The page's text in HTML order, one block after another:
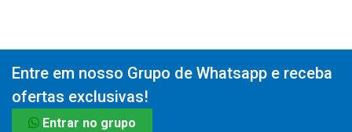
Entre em nosso Grupo de Whatsapp e receba
ofertas exclusivas!
Entrar no grupo